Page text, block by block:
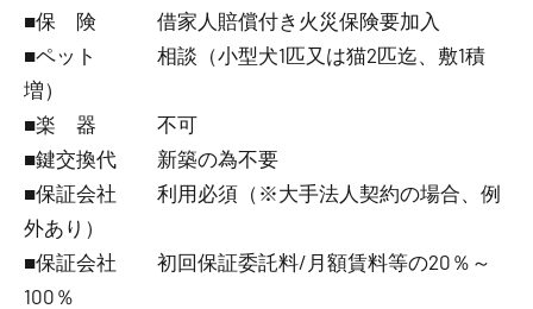
■保 険 借家人賠償付き火災保険要加入
■ペット 相談（小型犬1匹又は猫2匹迄、敷1積
増）
■楽 器 不可
■鍵交換代 新築の為不要
■保証会社 利用必須（※大手法人契約の場合、例
外あり）
■保証会社 初回保証委託料/月額賃料等の20％～
100％